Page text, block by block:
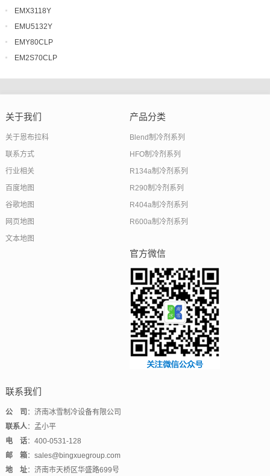
EMX3118Y
EMU5132Y
EMY80CLP
EM2S70CLP
关于我们
关于恩布拉科
联系方式
行业相关
百度地图
谷歌地图
网页地图
文本地图
产品分类
Blend制冷剂系列
HFO制冷剂系列
R134a制冷剂系列
R290制冷剂系列
R404a制冷剂系列
R600a制冷剂系列
官方微信
联系我们
公 司 ：济南冰雪制冷设备有限公司
联系人：孟小平
电 话：400-0531-128
邮 箱：sales@bingxuegroup.com
地 址：济南市天桥区华盛路699号